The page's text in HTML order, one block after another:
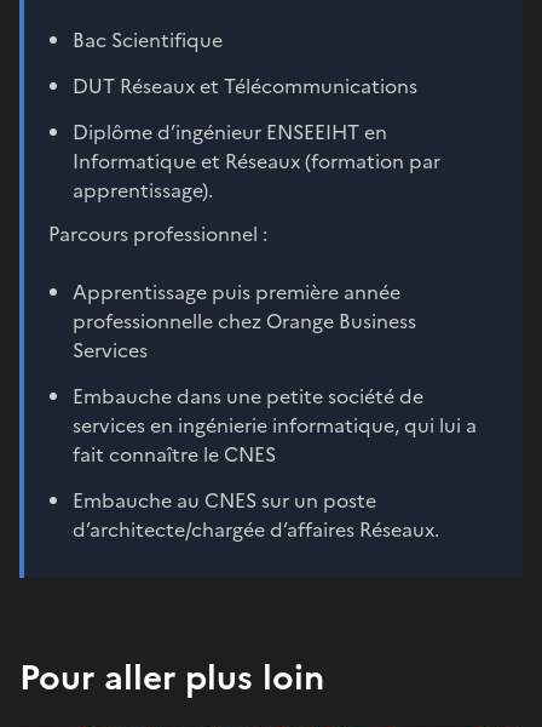
Bac Scientifique
DUT Réseaux et Télécommunications
Diplôme d’ingénieur ENSEEIHT en
Informatique et Réseaux (formation par
apprentissage).
Parcours professionnel :
Apprentissage puis première année
professionnelle chez Orange Business
Services
Embauche dans une petite société de
services en ingénierie informatique, qui lui a
fait connaître le CNES
Embauche au CNES sur un poste
d’architecte/chargée d’affaires Réseaux.
Pour aller plus loin